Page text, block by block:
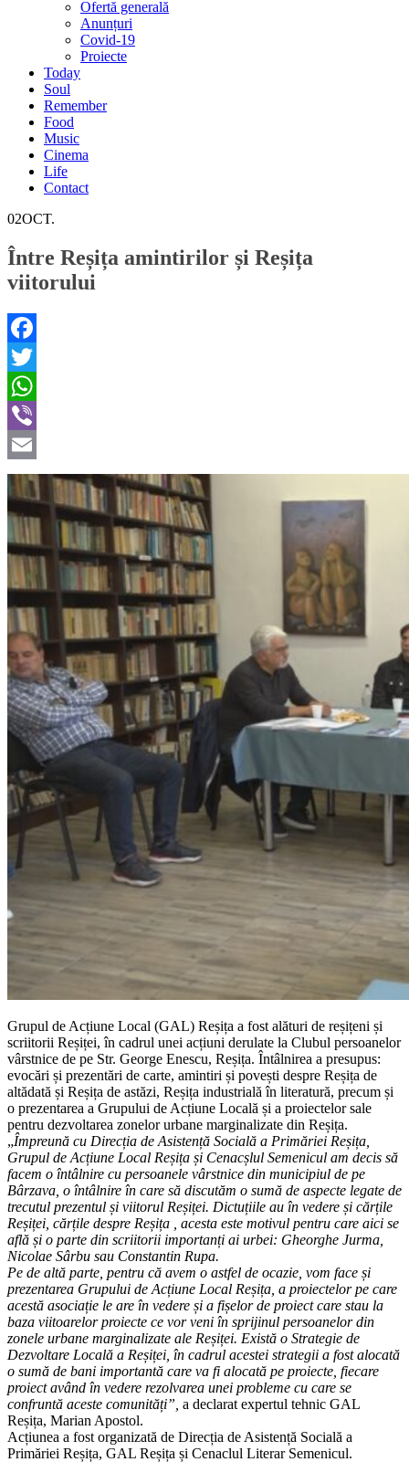
Ofertă generală
Anunțuri
Covid-19
Proiecte
Today
Soul
Remember
Food
Music
Cinema
Life
Contact
02OCT.
Între Reșița amintirilor și Reșița
viitorului
Facebook
Twitter
WhatsApp
Viber
Email
Grupul de Acțiune Local (GAL) Reșița a fost alături de reșițeni și
scriitorii Reșiței, în cadrul unei acțiuni derulate la Clubul persoanelor
vârstnice de pe Str. George Enescu, Reșița. Întâlnirea a presupus:
evocări și prezentări de carte, amintiri și povești despre Reșița de
altădată și Reșița de astăzi, Reșița industrială în literatură, precum și
o prezentarea a Grupului de Acțiune Locală și a proiectelor sale
pentru dezvoltarea zonelor urbane marginalizate din Reșița.
„Împreună cu Direcția de Asistență Socială a Primăriei Reșița,
Grupul de Acțiune Local Reșița și Cenacșlul Semenicul am decis să
facem o întâlnire cu persoanele vârstnice din municipiul de pe
Bârzava, o întâlnire în care să discutăm o sumă de aspecte legate de
trecutul prezentul și viitorul Reșiței. Dictuțiile au în vedere și cărțile
Reșiței, cărțile despre Reșița , acesta este motivul pentru care aici se
află și o parte din scriitorii importanți ai urbei: Gheorghe Jurma,
Nicolae Sârbu sau Constantin Rupa.
Pe de altă parte, pentru că avem o astfel de ocazie, vom face și
prezentarea Grupului de Acțiune Local Reșița, a proiectelor pe care
acestă asociație le are în vedere și a fișelor de proiect care stau la
baza viitoarelor proiecte ce vor veni în sprijinul persoanelor din
zonele urbane marginalizate ale Reșiței. Există o Strategie de
Dezvoltare Locală a Reșiței, în cadrul acestei strategii a fost alocată
o sumă de bani importantă care va fi alocată pe proiecte, fiecare
proiect având în vedere rezolvarea unei probleme cu care se
confruntă aceste comunități”, a declarat expertul tehnic GAL
Reșița, Marian Apostol.
Acțiunea a fost organizată de Direcția de Asistență Socială a
Primăriei Reșița, GAL Reșița și Cenaclul Literar Semenicul.